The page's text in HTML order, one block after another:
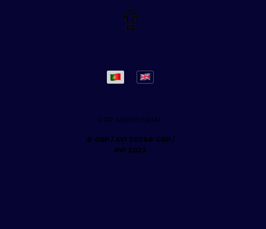
GRP AUDIOVISUAL
© GRP /
AVI 2022